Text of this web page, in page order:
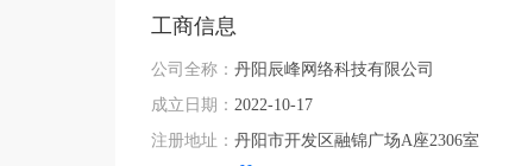
工商信息
公司全称： 丹阳辰峰网络科技有限公司
成立日期： 2022-10-17
注册地址： 丹阳市开发区融锦广场A座2306室